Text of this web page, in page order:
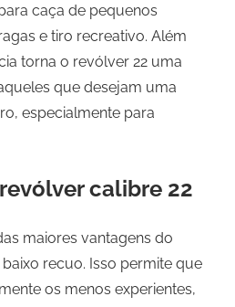
caça de pequenos
e tiro recreativo. Além
torna o revólver 22 uma
que desejam uma
especialmente para
calibre 22
maiores vantagens do
recuo. Isso permite que
os menos experientes,